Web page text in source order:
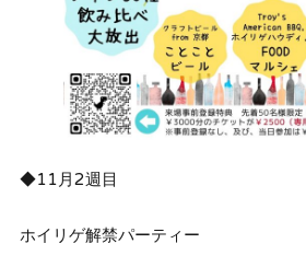
◆11月2週目
ホイリゲ解禁パーティー